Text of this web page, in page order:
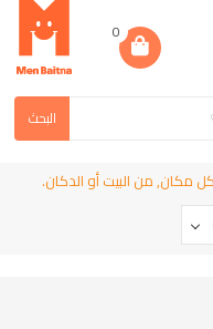
0
البحث
مكان, من البيت أو الدكان.